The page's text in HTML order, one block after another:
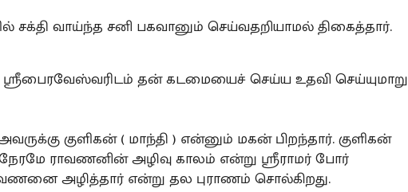
சக்தி வாய்ந்த சனி பகவானும் செய்வதறியாமல் திகைத்தார்.
தன் கடமையைச் செய்ய உதவி செய்யுமாறு
குளிகன் ( மாந்தி ) என்னும் மகன் பிறந்தார். குளிகன்
ராவணனின் அழிவு காலம் என்று ஸ்ரீராமர் போர்
அழித்தார் என்று தல புராணம் சொல்கிறது.